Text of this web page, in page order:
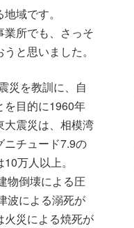
域です。
所でも、さっそ
と思いました。
災を教訓に、自
を目的に1960年
大震災は、相模湾
ニチュード7.9の
万人以上。
物倒壊による圧
波による溺死が
火災による焼死が